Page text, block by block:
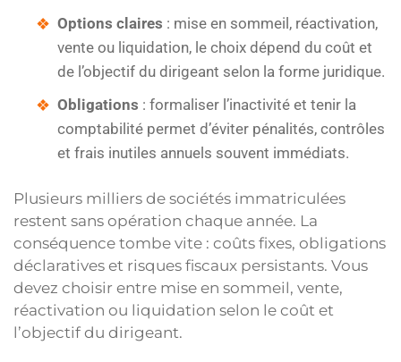
Options claires : mise en sommeil, réactivation,
vente ou liquidation, le choix dépend du coût et
de l’objectif du dirigeant selon la forme juridique.
Obligations : formaliser l’inactivité et tenir la
comptabilité permet d’éviter pénalités, contrôles
et frais inutiles annuels souvent immédiats.
Plusieurs milliers de sociétés immatriculées
restent sans opération chaque année. La
conséquence tombe vite : coûts fixes, obligations
déclaratives et risques fiscaux persistants. Vous
devez choisir entre mise en sommeil, vente,
réactivation ou liquidation selon le coût et
l’objectif du dirigeant.